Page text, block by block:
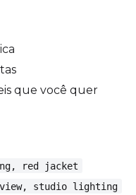
Height
LoRA Scale
que você quer
red jacket
studio lighting